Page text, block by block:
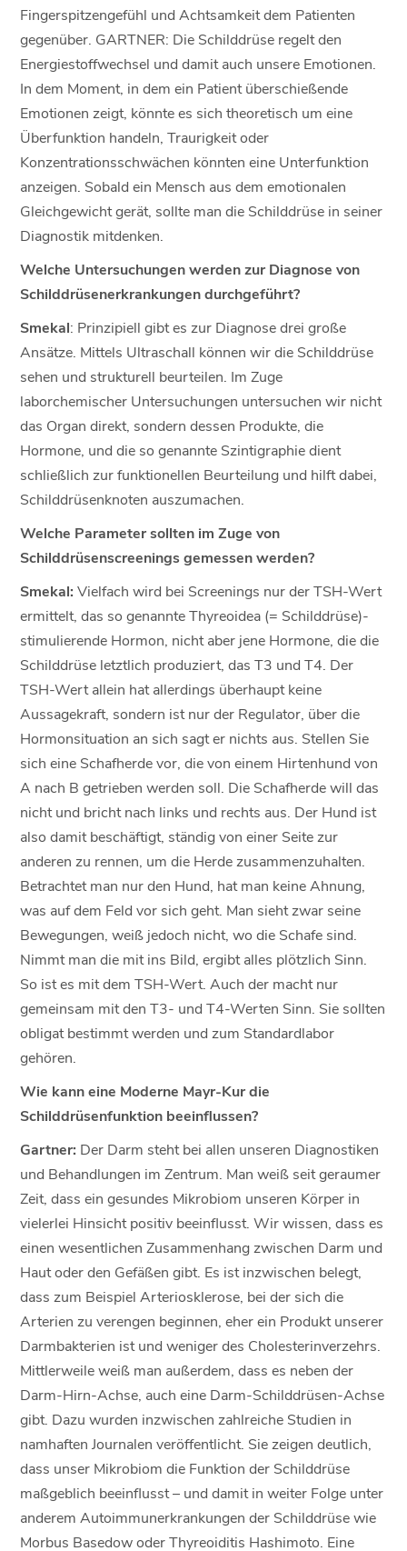
Fingerspitzengefühl und Achtsamkeit dem Patienten
gegenüber. GARTNER: Die Schilddrüse regelt den
Energiestoffwechsel und damit auch unsere Emotionen.
In dem Moment, in dem ein Patient überschießende
Emotionen zeigt, könnte es sich theoretisch um eine
Überfunktion handeln, Traurigkeit oder
Konzentrationsschwächen könnten eine Unterfunktion
anzeigen. Sobald ein Mensch aus dem emotionalen
Gleichgewicht gerät, sollte man die Schilddrüse in seiner
Diagnostik mitdenken.
Welche Untersuchungen werden zur Diagnose von
Schilddrüsenerkrankungen durchgeführt?
Smekal: Prinzipiell gibt es zur Diagnose drei große
Ansätze. Mittels Ultraschall können wir die Schilddrüse
sehen und strukturell beurteilen. Im Zuge
laborchemischer Untersuchungen untersuchen wir nicht
das Organ direkt, sondern dessen Produkte, die
Hormone, und die so genannte Szintigraphie dient
schließlich zur funktionellen Beurteilung und hilft dabei,
Schilddrüsenknoten auszumachen.
Welche Parameter sollten im Zuge von
Schilddrüsenscreenings gemessen werden?
Smekal:Vielfach wird bei Screenings nur der TSH-Wert
ermittelt, das so genannte Thyreoidea (= Schilddrüse)-
stimulierende Hormon, nicht aber jene Hormone, die die
Schilddrüse letztlich produziert, das T3 und T4. Der
TSH-Wert allein hat allerdings überhaupt keine
Aussagekraft, sondern ist nur der Regulator, über die
Hormonsituation an sich sagt er nichts aus. Stellen Sie
sich eine Schafherde vor, die von einem Hirtenhund von
A nach B getrieben werden soll. Die Schafherde will das
nicht und bricht nach links und rechts aus. Der Hund ist
also damit beschäftigt, ständig von einer Seite zur
anderen zu rennen, um die Herde zusammenzuhalten.
Betrachtet man nur den Hund, hat man keine Ahnung,
was auf dem Feld vor sich geht. Man sieht zwar seine
Bewegungen, weiß jedoch nicht, wo die Schafe sind.
Nimmt man die mit ins Bild, ergibt alles plötzlich Sinn.
So ist es mit dem TSH-Wert. Auch der macht nur
gemeinsam mit den T3- und T4-Werten Sinn. Sie sollten
obligat bestimmt werden und zum Standardlabor
gehören.
Wie kann eine Moderne Mayr-Kur die
Schilddrüsenfunktion beeinflussen?
Gartner: Der Darm steht bei allen unseren Diagnostiken
und Behandlungen im Zentrum. Man weiß seit geraumer
Zeit, dass ein gesundes Mikrobiom unseren Körper in
vielerlei Hinsicht positiv beeinflusst. Wir wissen, dass es
einen wesentlichen Zusammenhang zwischen Darm und
Haut oder den Gefäßen gibt. Es ist inzwischen belegt,
dass zum Beispiel Arteriosklerose, bei der sich die
Arterien zu verengen beginnen, eher ein Produkt unserer
Darmbakterien ist und weniger des Cholesterinverzehrs.
Mittlerweile weiß man außerdem, dass es neben der
Darm-Hirn-Achse, auch eine Darm-Schilddrüsen-Achse
gibt. Dazu wurden inzwischen zahlreiche Studien in
namhaften Journalen veröffentlicht. Sie zeigen deutlich,
dass unser Mikrobiom die Funktion der Schilddrüse
maßgeblich beeinflusst – und damit in weiter Folge unter
anderem Autoimmunerkrankungen der Schilddrüse wie
Morbus Basedow oder Thyreoiditis Hashimoto. Eine